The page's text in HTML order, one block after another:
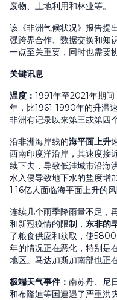
废物、土地利用和林业等。
该《非洲气候状况》报告提
强跨界合作、数据交换和知
一点至关重要，同时也需要
关键讯息
温度 ： 1991年至2021年期
年，比1961-1990年的升温
非洲有记录以来第三或第四
沿非洲海岸线的海平面上升
西南印度洋沿岸，其速度接
续下去，导致低洼城市沿海
水入侵导致地下水的盐度增
1.16亿人面临海平面上升的风
连续几个雨季降雨量不足，
和新冠疫情的限制， 东非的
了粮食供应和获取，使
年的情况正在恶化，特别是
地区。马达加斯加南部也正
极端天气事件 ： 南苏丹、尼
和布隆迪等国遭遇了严重洪